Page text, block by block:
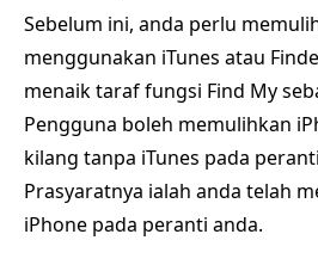
Sebelum ini, anda perlu
menggunakan iTunes atau
menaik taraf fungsi Find My
Pengguna boleh memulihkan
kilang tanpa iTunes pada
Prasyaratnya ialah anda telah
iPhone pada peranti anda.